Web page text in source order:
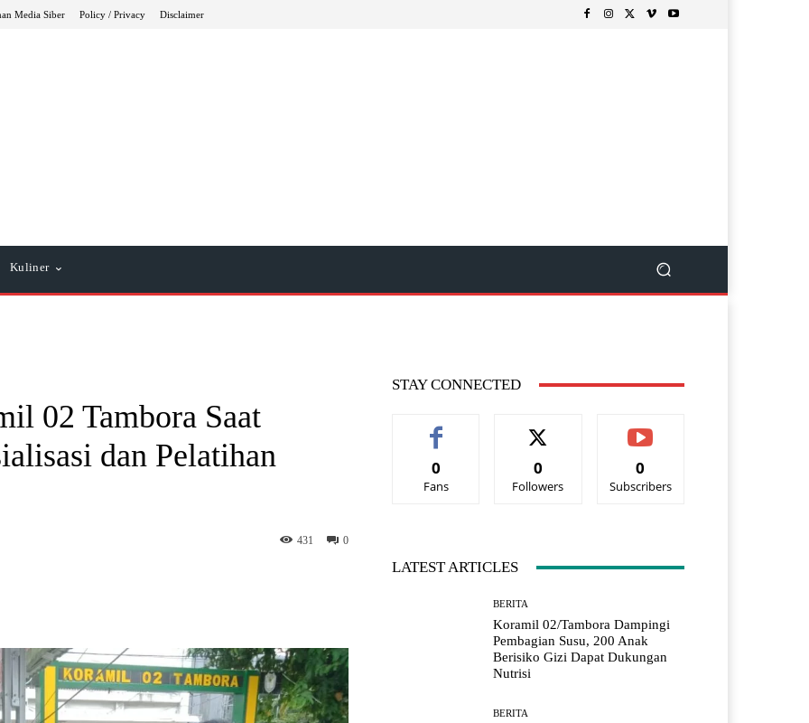
Media Siber Policy / Privacy Disclaimer
Kuliner
02 Tambora Saat
dan Pelatihan
0
431
STAY CONNECTED
0
Fans
0
Followers
0
Subscribers
LATEST ARTICLES
BERITA
Koramil 02/Tambora Dampingi
Pembagian Susu, 200 Anak
Berisiko Gizi Dapat Dukungan
Nutrisi
BERITA